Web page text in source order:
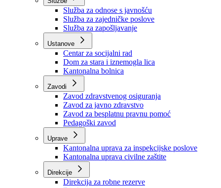
Organizacije
Službe
Služba za odnose s javnošću
Služba za zajedničke poslove
Služba za zapošljavanje
Ustanove
Centar za socijalni rad
Dom za stara i iznemogla lica
Kantonalna bolnica
Zavodi
Zavod zdravstvenog osiguranja
Zavod za javno zdravstvo
Zavod za besplatnu pravnu pomoć
Pedagoški zavod
Kantonalna uprava za inspekcijske poslove
Kantonalna uprava civilne zaštite